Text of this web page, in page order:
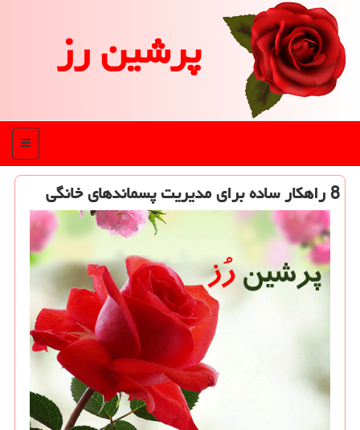
پرشین رز
منو
8 راهكار ساده برای مدیریت پسماندهای خانگی